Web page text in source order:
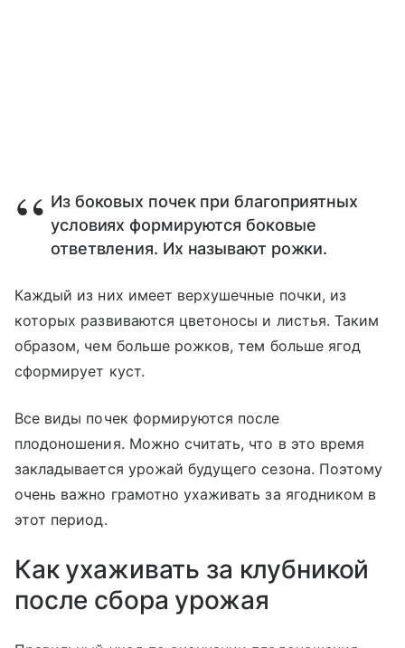
Из боковых почек при благоприятных
условиях формируются боковые
ответвления. Их называют рожки.
Каждый из них имеет верхушечные почки, из
которых развиваются цветоносы и листья. Таким
образом, чем больше рожков, тем больше ягод
сформирует куст.
Все виды почек формируются после
плодоношения. Можно считать, что в это время
закладывается урожай будущего сезона. Поэтому
очень важно грамотно ухаживать за ягодником в
этот период.
Как ухаживать за клубникой
после сбора урожая